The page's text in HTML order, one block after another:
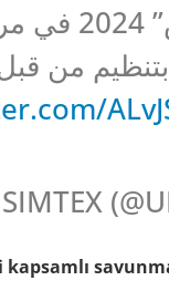
“يومكس”
ويستمر حتى 25 يناير.
kapsamlı